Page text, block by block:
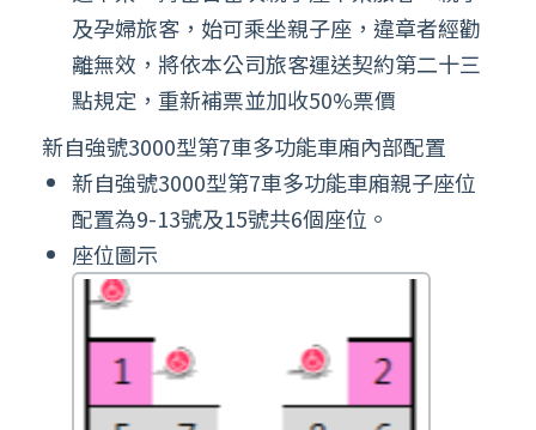
及孕婦旅客，始可乘坐親子座，違章者經勸
離無效，將依本公司旅客運送契約第二十三
點規定，重新補票並加收50%票價
新自強號3000型第7車多功能車廂內部配置
新自強號3000型第7車多功能車廂親子座位
配置為9-13號及15號共6個座位。
座位圖示